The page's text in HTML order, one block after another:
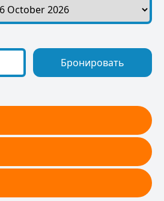
Бронировать